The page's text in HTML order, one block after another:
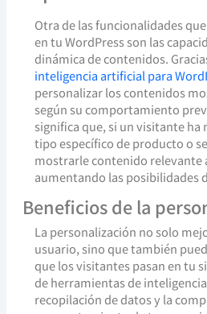
Otra de las funcionalidades
en tu WordPress son las
dinámica de contenidos.
inteligencia artificial para
personalizar los contenidos
según su comportamiento
significa que, si un visitante
tipo específico de producto o
mostrarle contenido
aumentando las posibilidades
Beneficios de la
La personalización no solo
usuario, sino que también
que los visitantes pasan en tu
de herramientas de
recopilación de datos y la